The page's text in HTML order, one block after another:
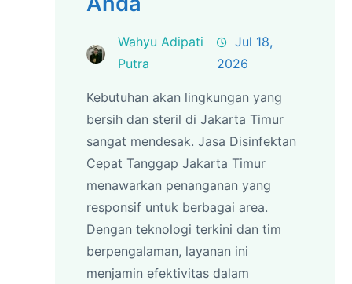
Wahyu Adipati
Putra
Jul 18,
2026
Kebutuhan akan lingkungan yang
bersih dan steril di Jakarta Timur
sangat mendesak. Jasa Disinfektan
Cepat Tanggap Jakarta Timur
menawarkan penanganan yang
responsif untuk berbagai area.
Dengan teknologi terkini dan tim
berpengalaman, layanan ini
menjamin efektivitas dalam